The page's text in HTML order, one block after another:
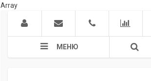
Array
МЕНЮ